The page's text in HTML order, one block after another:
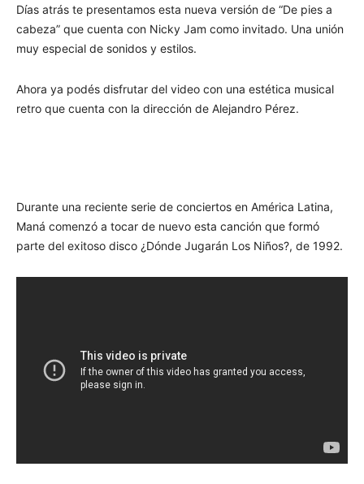
Días atrás te presentamos esta nueva versión de “De pies a
cabeza” que cuenta con Nicky Jam como invitado. Una unión
muy especial de sonidos y estilos.
Ahora ya podés disfrutar del video con una estética musical
retro que cuenta con la dirección de Alejandro Pérez.
Durante una reciente serie de conciertos en América Latina,
Maná comenzó a tocar de nuevo esta canción que formó
parte del exitoso disco ¿Dónde Jugarán Los Niños?, de 1992.